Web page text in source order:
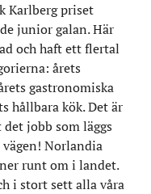
Karlberg priset
junior galan. Här
och haft ett flertal
årets
gastronomiska
hållbara kök. Det är
jobb som läggs
Norlandia
runt om i landet.
i stort sett alla våra